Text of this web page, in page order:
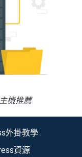
機推薦
外掛教學
資源